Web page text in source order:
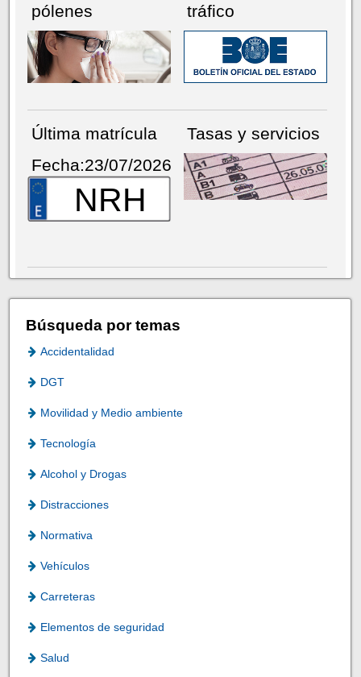
pólenes
tráfico
Última matrícula
Fecha:23/07/2026
NRH
Tasas y servicios
Búsqueda por temas
Accidentalidad
DGT
Movilidad y Medio ambiente
Tecnología
Alcohol y Drogas
Distracciones
Normativa
Vehículos
Carreteras
Elementos de seguridad
Salud